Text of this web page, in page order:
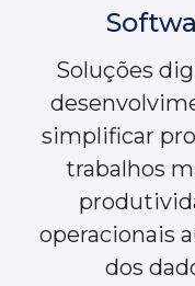
Soluções
simplificar
trabalhos
operacionais
dos